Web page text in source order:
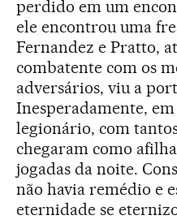
perdido em um
ele encontrou uma
Fernandez e Pratto,
combatente com os
adversários, viu a
Inesperadamente,
legionário, com
chegaram como
jogadas da noite.
não havia remédio e
eternidade se